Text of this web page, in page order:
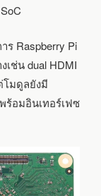
ร Raspberry Pi
ช่น dual HDMI
โมดูลยังมี
อมอินเทอร์เฟซ